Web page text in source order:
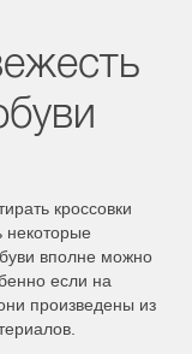
кроссовки
некоторые
вполне можно
если на
произведены из